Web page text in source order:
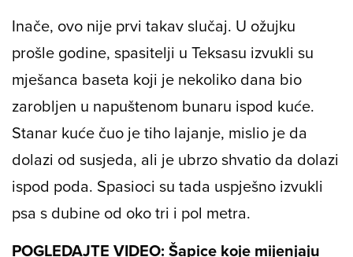
Inače, ovo nije prvi takav slučaj. U ožujku
prošle godine, spasitelji u Teksasu izvukli su
mješanca baseta koji je nekoliko dana bio
zarobljen u napuštenom bunaru ispod kuće.
Stanar kuće čuo je tiho lajanje, mislio je da
dolazi od susjeda, ali je ubrzo shvatio da dolazi
ispod poda. Spasioci su tada uspješno izvukli
psa s dubine od oko tri i pol metra.
POGLEDAJTE VIDEO: Šapice koje mijenjaju